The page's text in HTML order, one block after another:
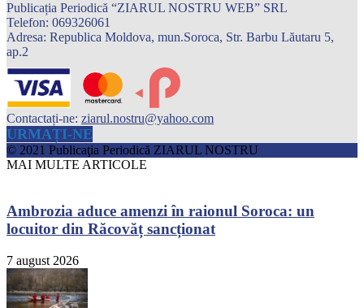
Publicația Periodică “ZIARUL NOSTRU WEB” SRL
Telefon: 069326061
Adresa: Republica Moldova, mun.Soroca, Str. Barbu Lăutaru 5,
ap.2
Contactați-ne: ziarul.nostru@yahoo.com
URMAȚI-NE
© 2021 Publicaţia Periodică ZIARUL NOSTRU
MAI MULTE ARTICOLE
Ambrozia aduce amenzi în raionul Soroca: un
locuitor din Răcovăț sancționat
7 august 2026